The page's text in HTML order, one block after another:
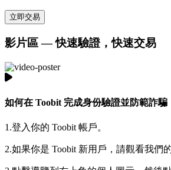
立即交易
影片區 — 快速驗證，快速交易
如何在 Toobit 完成身份驗證並防範詐騙
1.登入你的 Toobit 帳戶。
2.如果你是 Toobit 新用戶，請觀看我們